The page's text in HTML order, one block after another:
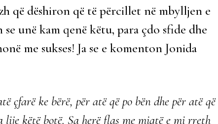
që dëshiron që të përcillet në mbylljen e
unë kam qenë këtu, para çdo sfide dhe
me sukses! Ja se e komenton Jonida
çfarë ke bërë, për atë që po bën dhe për atë që
lije këtë botë. Sa herë flas me miqtë e mi rreth